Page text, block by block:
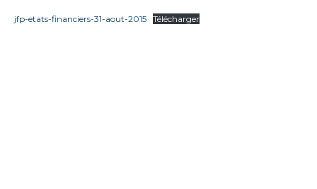
jfp-etats-financiers-31-aout-2015 Télécharger